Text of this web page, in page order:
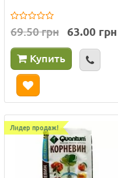
69.50 грн 63.00 грн
Купить
Лидер продаж!